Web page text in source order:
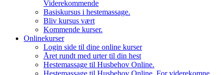
Viderekommende
Basiskursus i hestemassage.
Bliv kursus vært
Kommende kurser.
Onlinekurser
Login side til dine online kurser
Året rundt med urter til din hest
Hestemassage til Husbehov Online.
Hestemassage til Husbehov Online. For viderekomne.